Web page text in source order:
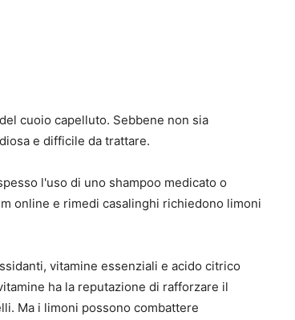
cuoio capelluto. Sebbene non sia
e difficile da trattare.
l'uso di uno shampoo medicato o
online e rimedi casalinghi richiedono limoni
vitamine essenziali e acido citrico
ha la reputazione di rafforzare il
Ma i limoni possono combattere